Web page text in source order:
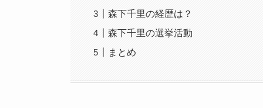
森下千里の経歴は？
森下千里の選挙活動
まとめ